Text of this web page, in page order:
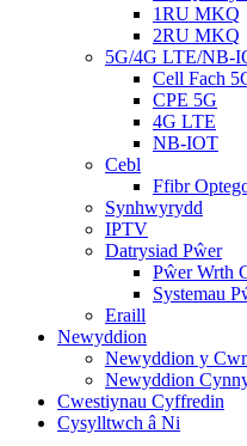
1RU MKQ
2RU MKQ
5G/4G LTE/NB-
Cell Fach
CPE 5G
4G LTE
NB-IOT
Cebl
Ffibr
Synhwyrydd
IPTV
Datrysiad Pŵer
Pŵer Wrth
Systemau
Eraill
Newyddion
Newyddion y
Newyddion
Cwestiynau Cyffredin
Cysylltwch â Ni